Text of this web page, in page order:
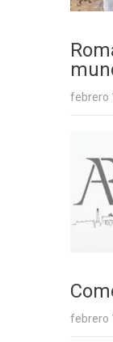
febrero
febrero